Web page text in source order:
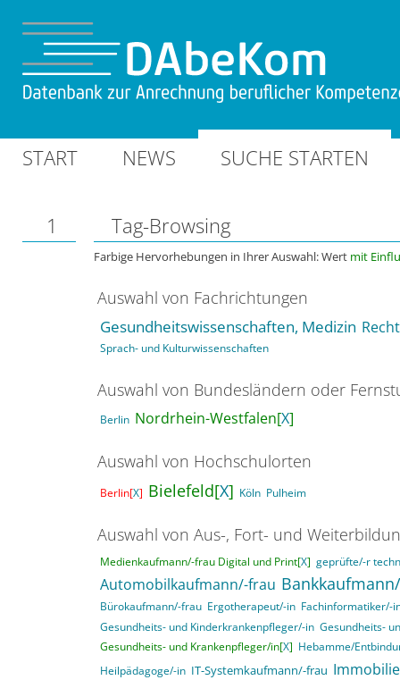
START NEWS SUCHE STARTEN
1 Tag-Browsing
Farbige Hervorhebungen in Ihrer Auswahl: Wert mit
Auswahl von Fachrichtungen
Gesundheitswissenschaften, Medizin
Sprach- und Kulturwissenschaften
Auswahl von Bundesländern oder
Berlin Nordrhein-Westfalen[X]
Auswahl von Hochschulorten
Berlin[X] Bielefeld[X] Köln Pulheim
Auswahl von Aus-, Fort- und
Medienkaufmann/-frau Digital und Print[X] geprüfte/-r
Automobilkaufmann/-frau
Bürokaufmann/-frau Ergotherapeut/-in Fachinformatiker/-
Gesundheits- und Kinderkrankenpfleger/-in Gesundheits-
Gesundheits- und Krankenpfleger/in[X] Hebamme/
Heilpädagoge/-in IT-Systemkaufmann/-frau